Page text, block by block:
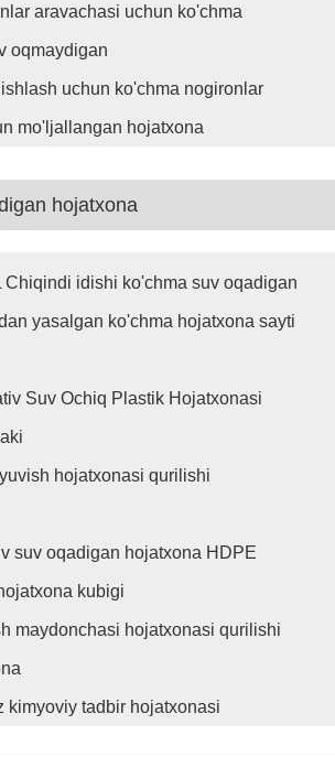
aravachasi uchun ko'chma
oqmaydigan
uchun ko'chma nogironlar
mo'ljallangan hojatxona
hojatxona
Chiqindi idishi ko'chma suv oqadigan
yasalgan ko'chma hojatxona sayti
Suv Ochiq Plastik Hojatxonasi
hojatxonasi qurilishi
suv oqadigan hojatxona HDPE
kubigi
maydonchasi hojatxonasi qurilishi
kimyoviy tadbir hojatxonasi